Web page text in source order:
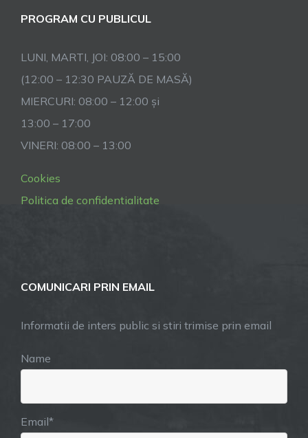
PROGRAM CU PUBLICUL
LUNI, MARTI, JOI: 08:00 – 15:00
(12:00 – 12:30 PAUZĂ DE MASĂ)
MIERCURI: 08:00 – 12:00 și
13:00 – 17:00
VINERI: 08:00 – 13:00
Cookies
Politica de confidentialitate
COMUNICARI PRIN EMAIL
Informatii de inters public si stiri trimise prin email
Name
Email*